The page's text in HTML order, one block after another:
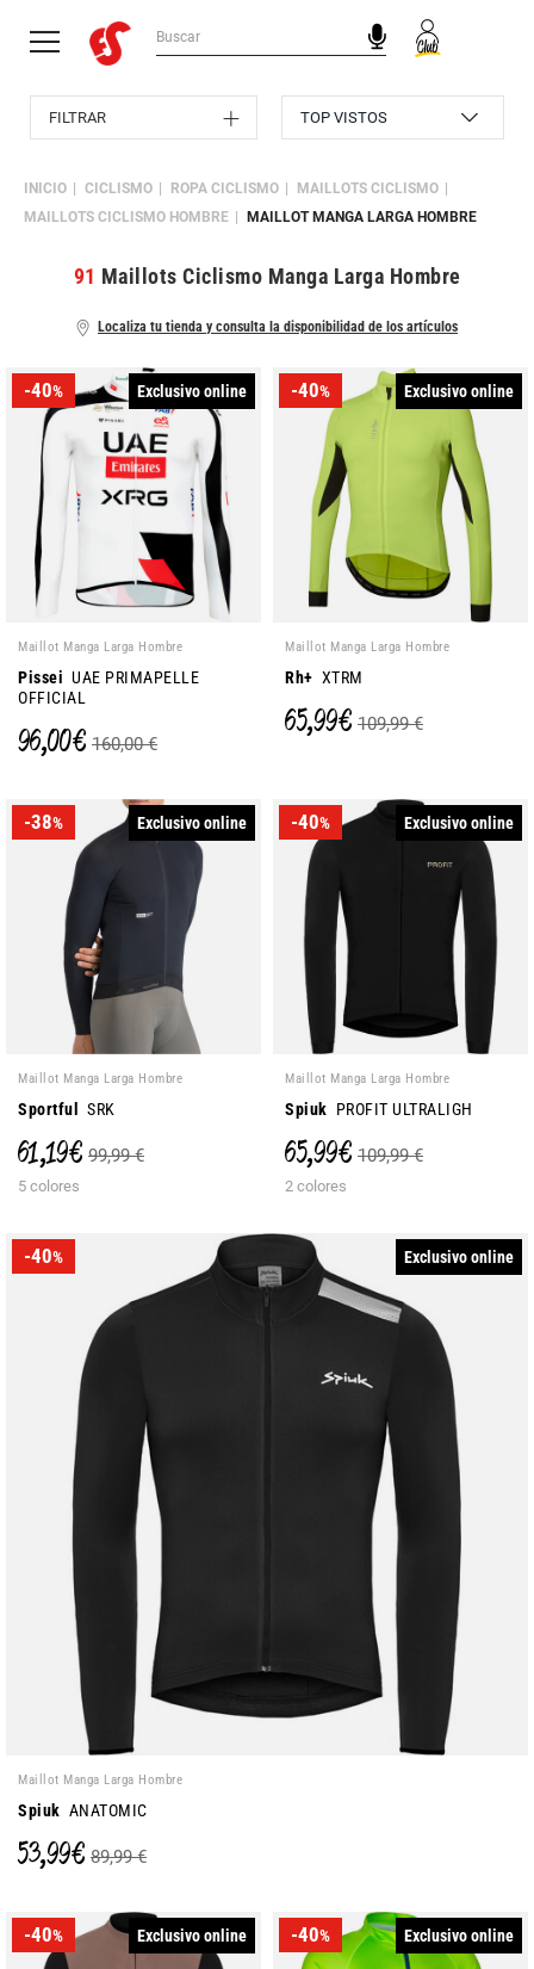
INICIO CICLISMO ROPA CICLISMO
MAILLOTS CICLISMO
MAILLOTS CICLISMO HOMBRE
MAILLOT MANGA LARGA HOMBRE
Localiza tu tienda y consulta la disponibilidad de los artículos
91 Maillots Ciclismo Manga Larga Hombre
-40% Exclusivo online
Maillot Manga Larga Hombre
Pissei UAE PRIMAPELLE
OFFICIAL
96,00 € 160,00 €
-40% Exclusivo online
Maillot Manga Larga Hombre
Rh+ XTRM
65,99 € 109,99 €
-38% Exclusivo online
Maillot Manga Larga Hombre
Sportful SRK
61,19 € 99,99 €
5 colores
-40% Exclusivo online
Maillot Manga Larga Hombre
Spiuk PROFIT ULTRALIGH
65,99 € 109,99 €
2 colores
-40% Exclusivo online
Maillot Manga Larga Hombre
Spiuk ANATOMIC
53,99 € 89,99 €
-40% Exclusivo online -40% Exclusivo online
FILTRAR